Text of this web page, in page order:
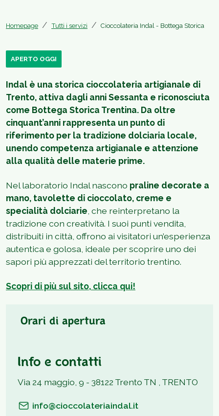
Homepage Tutti i servizi Cioccolateria Indal - Bottega Storica
APERTO OGGI
Indal è una storica cioccolateria artigianale di
Trento, attiva dagli anni Sessanta e riconosciuta
come Bottega Storica Trentina. Da oltre
cinquant’anni rappresenta un punto di
riferimento per la tradizione dolciaria locale,
unendo competenza artigianale e attenzione
alla qualità delle materie prime.
Nel laboratorio Indal nascono praline decorate a
mano, tavolette di cioccolato, creme e
specialità dolciarie , che reinterpretano la
tradizione con creatività. I suoi punti vendita,
distribuiti in città, offrono ai visitatori un’esperienza
autentica e golosa, ideale per scoprire uno dei
sapori più apprezzati del territorio trentino.
Scopri di più sul sito, clicca qui!
Orari di apertura
Info e contatti
Via 24 maggio, 9 - 38122 Trento TN , TRENTO
info@cioccolateriaindal.it